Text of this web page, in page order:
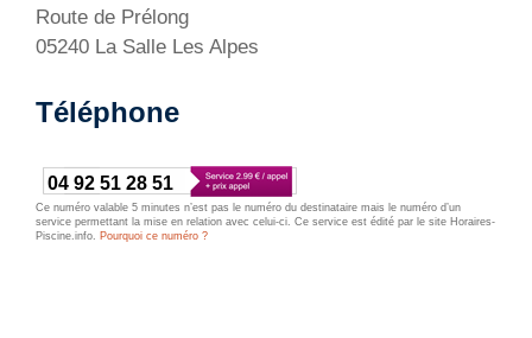
Route de Prélong
05240 La Salle Les Alpes
Téléphone
04 92 51 28 51
Ce numéro valable 5 minutes n’est pas le numéro du destinataire mais le numéro d’un
service permettant la mise en relation avec celui-ci. Ce service est édité par le site Horaires-
Piscine.info. Pourquoi ce numéro ?